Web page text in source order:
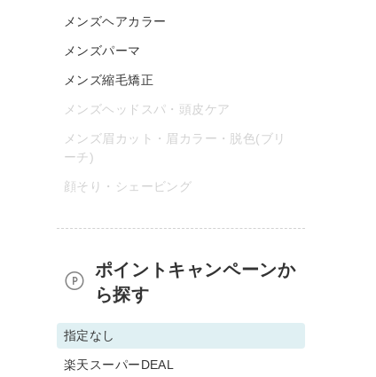
メンズヘアカラー
メンズパーマ
メンズ縮毛矯正
メンズヘッドスパ・頭皮ケア
メンズ眉カット・眉カラー・脱色(ブリ
ーチ)
顔そり・シェービング
ポイントキャンペーンか
ら探す
指定なし
楽天スーパーDEAL